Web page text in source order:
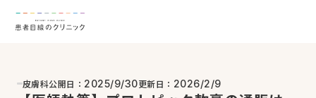
皮膚科公開日： 2025/9/30更新日： 2026/2/9